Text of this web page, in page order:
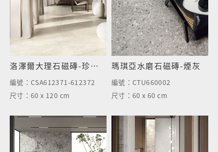
洛澤爾大理石磁磚-珍珠米-霧面
編號： CSA612371-612372
尺寸：60 x 120 cm
瑪琪亞水磨石磁磚-煙灰
編號： CTU660002
尺寸：60 x 60 cm